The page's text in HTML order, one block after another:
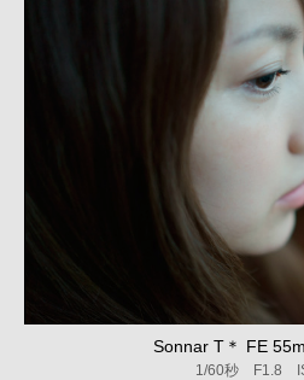
Sonnar T＊ FE
1/60秒 F1.8